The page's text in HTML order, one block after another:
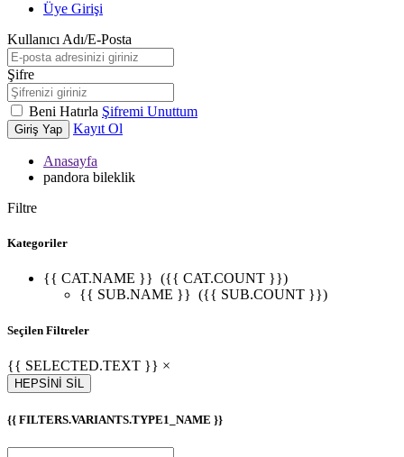
Üye Girişi
Kullanıcı Adı/E-Posta
Şifre
Beni Hatırla Şifremi Unuttum
Giriş Yap Kayıt Ol
Anasayfa
pandora bileklik
Filtre
Kategoriler
{{ CAT.NAME }} ({{ CAT.COUNT }})
{{ SUB.NAME }} ({{ SUB.COUNT }})
Seçilen Filtreler
{{ SELECTED.TEXT }} ×
HEPSİNİ SİL
{{ FILTERS.VARIANTS.TYPE1_NAME }}